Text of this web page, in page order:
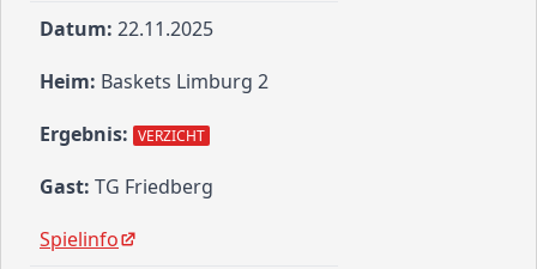
22.11.2025
Baskets Limburg 2
VERZICHT
TG Friedberg
Spielinfo